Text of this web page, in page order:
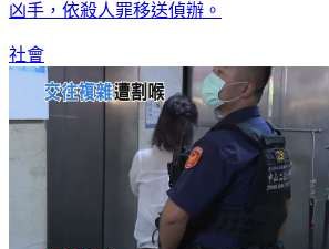
凶手，依殺人罪移送偵辦。
社會